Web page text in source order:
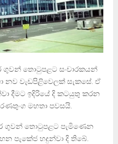
ගුවන් තොටුපළට සංචාරකයන්
නව වැඩපිළිවෙලක් සැකසේ. ඒ
දීමට ඉදිරියේ දි කටයුතු කරන
මහතා පවසයි.
ගුවන් තොටුපළට පැමිණෙන
පැකේජ හදුන්වා දි තිබේ.